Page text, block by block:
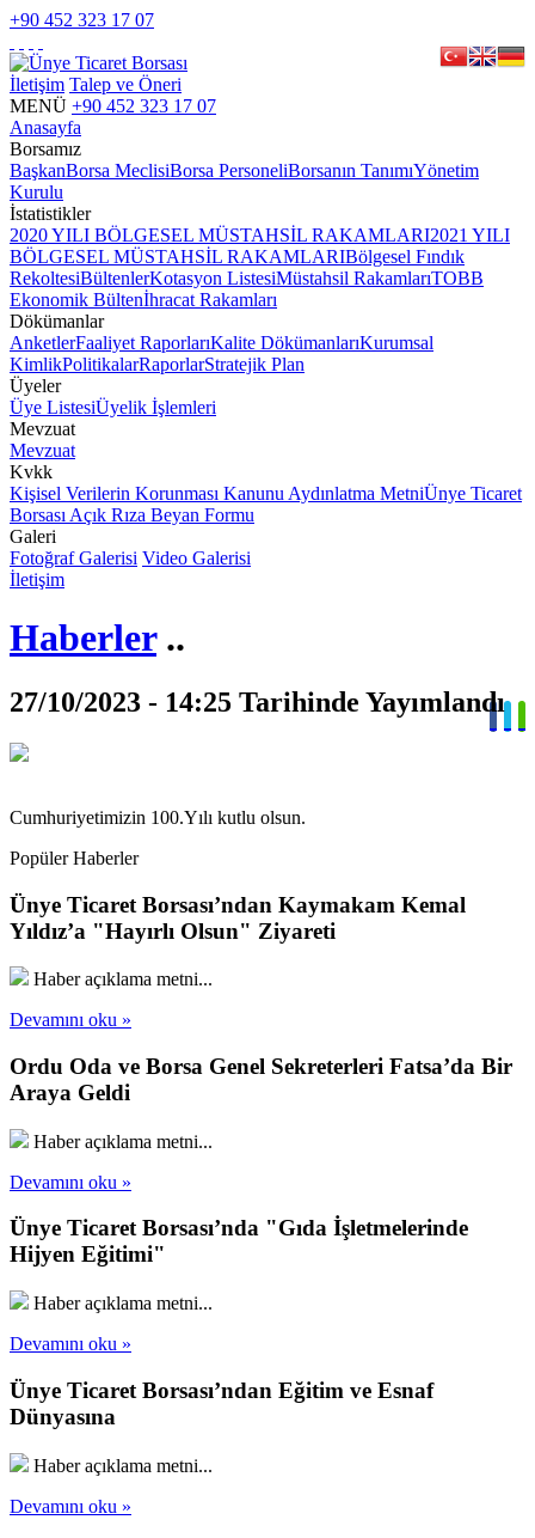
+90 452 323 17 07
İletişim Talep ve Öneri
MENÜ +90 452 323 17 07
Anasayfa
Borsamız
BaşkanBorsa MeclisiBorsa PersoneliBorsanın TanımıYönetim
Kurulu
İstatistikler
2020 YILI BÖLGESEL MÜSTAHSİL RAKAMLARI2021 YILI
BÖLGESEL MÜSTAHSİL RAKAMLARIBölgesel Fındık
RekoltesiBültenlerKotasyon ListesiMüstahsil RakamlarıTOBB
Ekonomik Bültenİhracat Rakamları
Dökümanlar
AnketlerFaaliyet RaporlarıKalite DökümanlarıKurumsal
KimlikPolitikalarRaporlarStratejik Plan
Üyeler
Üye ListesiÜyelik İşlemleri
Mevzuat
Mevzuat
Kvkk
Kişisel Verilerin Korunması Kanunu Aydınlatma MetniÜnye Ticaret
Borsası Açık Rıza Beyan Formu
Galeri
Fotoğraf Galerisi Video Galerisi
İletişim
Haberler..
27/10/2023 - 14:25 Tarihinde Yayımlandı
Cumhuriyetimizin 100.Yılı kutlu olsun.
Popüler Haberler
Ünye Ticaret Borsası’ndan Kaymakam Kemal
Yıldız’a "Hayırlı Olsun" Ziyareti
Haber açıklama metni...
Devamını oku »
Ordu Oda ve Borsa Genel Sekreterleri Fatsa’da Bir
Araya Geldi
Haber açıklama metni...
Devamını oku »
Ünye Ticaret Borsası’nda "Gıda İşletmelerinde
Hijyen Eğitimi"
Haber açıklama metni...
Devamını oku »
Ünye Ticaret Borsası’ndan Eğitim ve Esnaf
Dünyasına
Haber açıklama metni...
Devamını oku »